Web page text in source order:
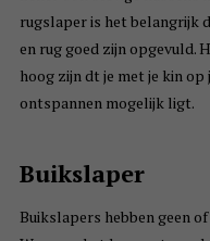
rugslaper is het belangrijk
en rug goed zijn opgevuld.
hoog zijn dt je met je kin
ontspannen mogelijk ligt.
Buikslaper
Buikslapers hebben geen